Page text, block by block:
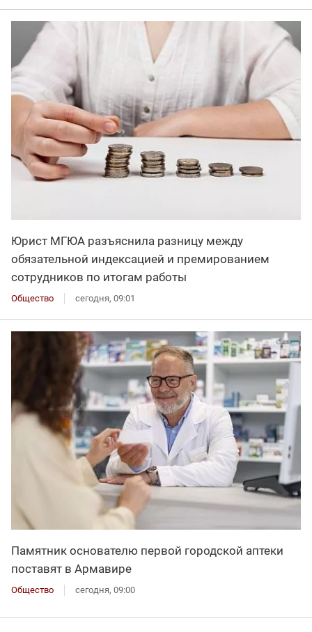
Юрист МГЮА разъяснила разницу между
обязательной индексацией и премированием
сотрудников по итогам работы
Общество сегодня, 09:01
Памятник основателю первой городской аптеки
поставят в Армавире
Общество сегодня, 09:00